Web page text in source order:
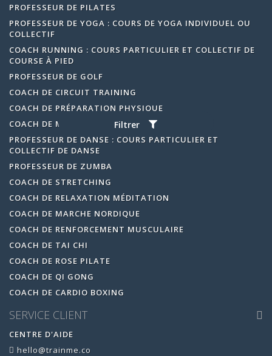
Filtrer
PROFESSEUR DE PILATES
PROFESSEUR DE YOGA : COURS DE YOGA INDIVIDUEL OU
COLLECTIF
COACH RUNNING : COURS PARTICULIER ET COLLECTIF DE
COURSE À PIED
PROFESSEUR DE GOLF
COACH DE CIRCUIT TRAINING
COACH DE PRÉPARATION PHYSIQUE
COACH DE MUSCULATION
PROFESSEUR DE DANSE : COURS PARTICULIER ET
COLLECTIF DE DANSE
PROFESSEUR DE ZUMBA
COACH DE STRETCHING
COACH DE RELAXATION MÉDITATION
COACH DE MARCHE NORDIQUE
COACH DE RENFORCEMENT MUSCULAIRE
COACH DE TAI CHI
COACH DE ROSE PILATE
COACH DE QI GONG
COACH DE CARDIO BOXING
SERVICE CLIENT
CENTRE D'AIDE
hello@trainme.co